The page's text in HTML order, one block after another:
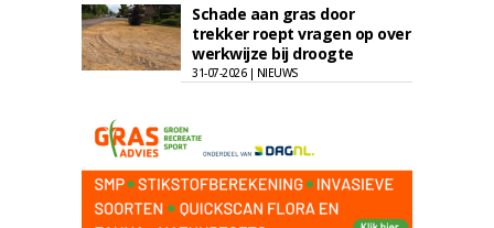
Schade aan gras door
trekker roept vragen op over
werkwijze bij droogte
31-07-2026 | NIEUWS